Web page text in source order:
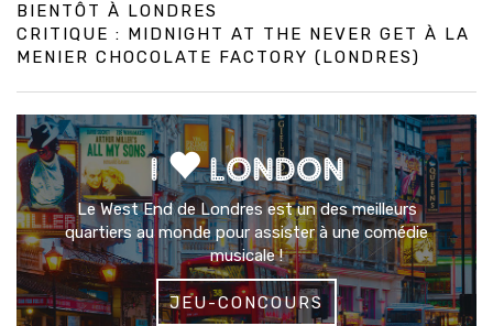
BIENTÔT À LONDRES
CRITIQUE : MIDNIGHT AT THE NEVER GET À LA
MENIER CHOCOLATE FACTORY (LONDRES)
I LONDON
Le West End de Londres est un des meilleurs
quartiers au monde pour assister à une comédie
musicale !
JEU-CONCOURS